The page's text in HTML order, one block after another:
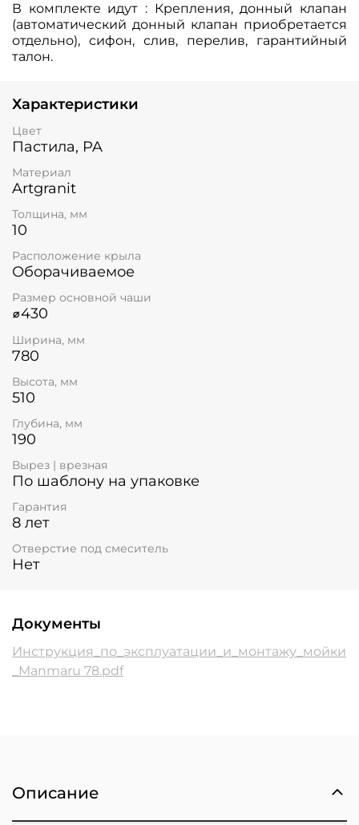
В комплекте идут : Крепления, донный клапан
(автоматический донный клапан приобретается
отдельно), сифон, слив, перелив, гарантийный
талон.
Характеристики
Цвет
Пастила, PA
Материал
Artgranit
Толщина, мм
10
Расположение крыла
Оборачиваемое
Размер основной чаши
⌀430
Ширина, мм
780
Высота, мм
510
Глубина, мм
190
Вырез | врезная
По шаблону на упаковке
Гарантия
8 лет
Отверстие под смеситель
Нет
Документы
Инструкция_по_эксплуатации_и_монтажу_мойки
_Manmaru 78.pdf
Описание